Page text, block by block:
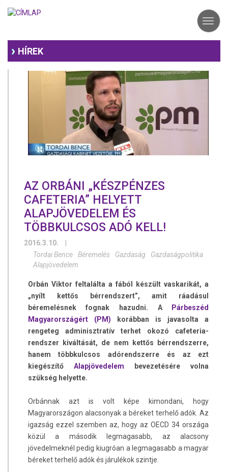
HÍREK
AZ ORBÁNI „KÉSZPÉNZES
CAFETERIA” HELYETT
ALAPJÖVEDELEM ÉS
TÖBBKULCSOS ADÓ KELL!
2016.3.10.
Tordai Bence
Béremelés Gazdaság
Gazdaságpolitika
Alapjövedelem
Orbán Viktor feltalálta a fából készült vaskarikát, a
„nyílt kettős bérrendszert”, amit ráadásul
béremelésnek fognak hazudni. A
Párbeszéd
Magyarországért (PM) korábban is javasolta a
rengeteg adminisztratív terhet okozó cafeteria-
rendszer kiváltását, de nem kettős bérrendszerre,
hanem többkulcsos adórendszerre és az ezt
kiegészítő Alapjövedelem bevezetésére volna
szükség helyette.
Orbánnak azt is volt képe kimondani, hogy
Magyarországon alacsonyak a béreket terhelő adók. Az
igazság ezzel szemben az, hogy az OECD 34 országa
közül a második legmagasabb, az alacsony
jövedelmeknél pedig kiugróan a legmagasabb a magyar
béreket terhelő adók és járulékok szintje.